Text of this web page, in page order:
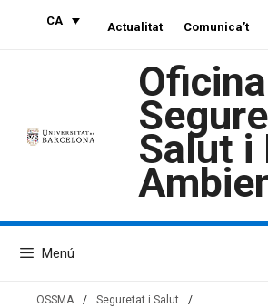
CA Actualitat Comunica’t
Salut i
Menú
OSSMA / Seguretat i Salut
/